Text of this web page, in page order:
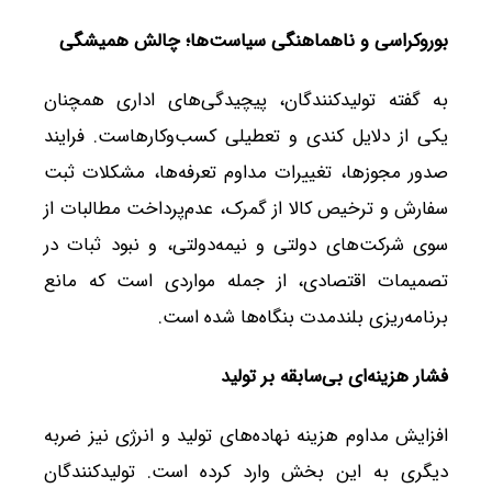
بوروکراسی و ناهماهنگی سیاست‌ها؛ چالش همیشگی
به گفته تولیدکنندگان، پیچیدگی‌های اداری همچنان
یکی از دلایل کندی و تعطیلی کسب‌وکارهاست. فرایند
صدور مجوزها، تغییرات مداوم تعرفه‌ها، مشکلات ثبت
سفارش و ترخیص کالا از گمرک، عدم‌پرداخت مطالبات از
سوی شرکت‌های دولتی و نیمه‌دولتی، و نبود ثبات در
تصمیمات اقتصادی، از جمله مواردی است که مانع
برنامه‌ریزی بلندمدت بنگاه‌ها شده است.
فشار هزینه‌ای بی‌سابقه بر تولید
افزایش مداوم هزینه نهاده‌های تولید و انرژی نیز ضربه
دیگری به این بخش وارد کرده است. تولیدکنندگان